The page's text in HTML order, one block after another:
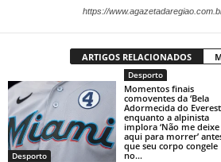
https://
ARTIGOS RELACIONADOS
Desporto
Desporto
Momentos finais
comoventes da ‘Bela
Adormecida do
enquanto a alpinista
implora ‘Não me deixe
aqui para morrer’
que seu corpo congele
no...